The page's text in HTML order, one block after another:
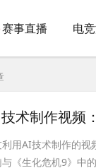
赛事直播 电
用AI技术制作的视
《生化危机9》中